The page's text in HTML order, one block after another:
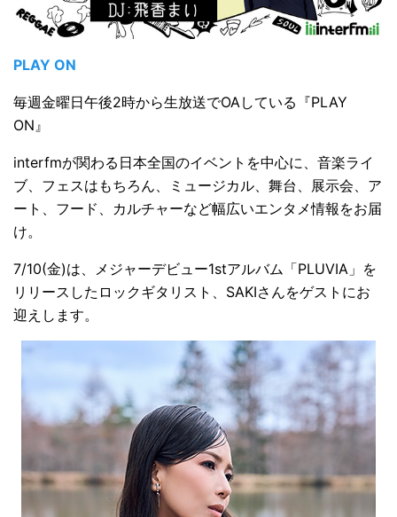
PLAY ON
毎週金曜日午後2時から生放送でOAしている『PLAY
ON』
interfmが関わる日本全国のイベントを中心に、音楽ライ
ブ、フェスはもちろん、ミュージカル、舞台、展示会、ア
ート、フード、カルチャーなど幅広いエンタメ情報をお届
け。
7/10(金)は、メジャーデビュー1stアルバム「PLUVIA」を
リリースしたロックギタリスト、SAKIさんをゲストにお
迎えします。